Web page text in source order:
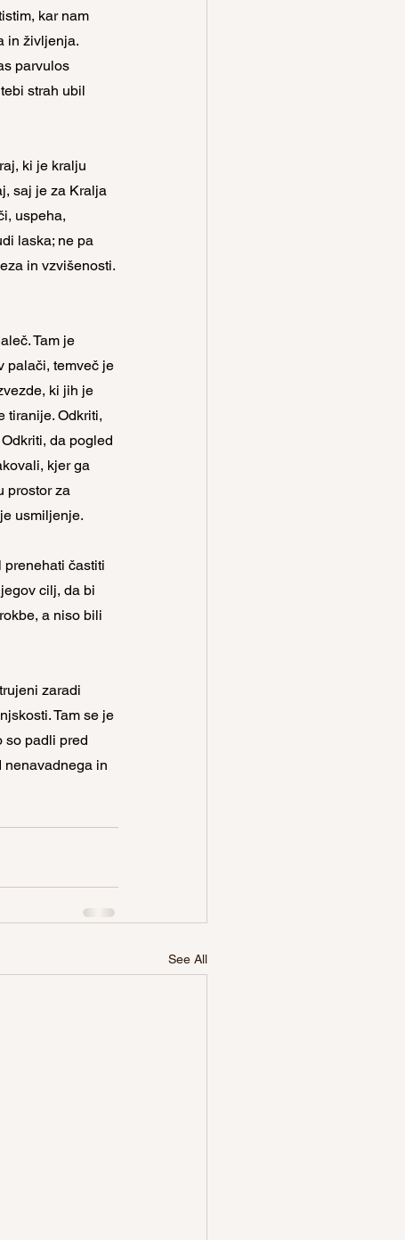
kar nam
in življenja.
parvulos
strah ubil
ki je kralju
saj je za Kralja
uspeha,
laska; ne pa
in vzvišenosti.
Tam je
palači, temveč je
ki jih je
tiranije. Odkriti,
da pogled
kjer ga
prostor za
usmiljenje.
prenehati častiti
cilj, da bi
a niso bili
zaradi
Tam se je
so padli pred
nenavadnega in
See All